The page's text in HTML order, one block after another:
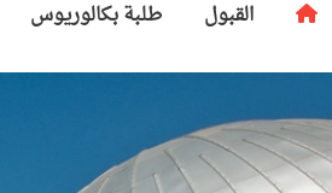
القبول طلبة بكالوريوس